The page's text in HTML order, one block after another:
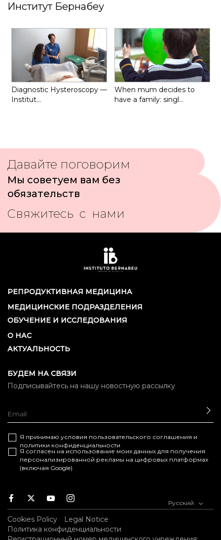
Институт Бернабеу
Diagnostic Hysteroscopy —
Institut…
When mum decides to
have a family: singl…
Давайте поговорим
Мы советуем вам без
обязательств
Свяжитесь с нами
РЕПРОДУКТИВНАЯ МЕДИЦИНА
МЕДИЦИНСКИЕ ПОДРАЗДЕЛЕНИЯ
ОБУЧЕНИЕ И ИССЛЕДОВАНИЯ
О НАС
АКТУАЛЬНОСТЬ
БУДЕМ НА СВЯЗИ
Подписывайтесь на нашу новостную рассылку
Я принимаю условия пользовательского соглашения и
политики конфиденциальности
Я согласен на использование моих данных для получения
персонализированной рекламы на цифровых платформах
(включая Google)
Facebook
TwitterYoutubeInstagram Русский
Cookies Policy
Legal Notice
Политика конфиденциальности